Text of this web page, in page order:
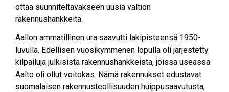
ottaa suunniteltavakseen uusia valtion
rakennushankkeita.
Aallon ammatillinen ura saavutti lakipisteensä 1950-
luvulla. Edellisen vuosikymmenen lopulla oli järjestetty
kilpailuja julkisista rakennushankkeista, joissa useassa
Aalto oli ollut voitokas. Nämä rakennukset edustavat
suomalaisen rakennusteollisuuden huippusaavutusta,